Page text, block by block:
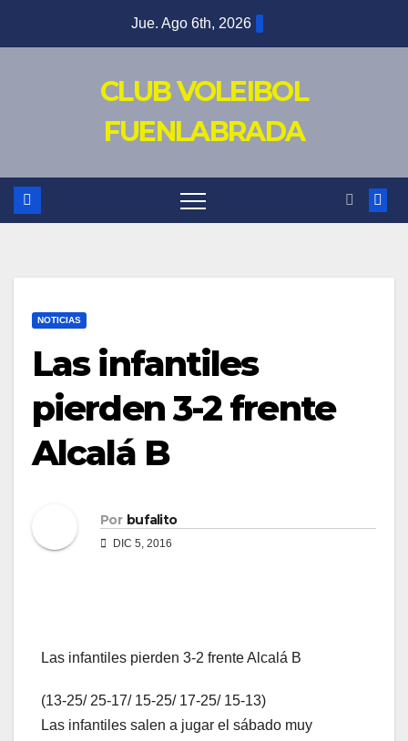
Jue. Ago 6th, 2026
CLUB VOLEIBOL
FUENLABRADA
NOTICIAS
Las infantiles
pierden 3-2 frente
Alcalá B
Por bufalito
DIC 5, 2016
Las infantiles pierden 3-2 frente Alcalá B
(13-25/ 25-17/ 15-25/ 17-25/ 15-13)
Las infantiles salen a jugar el sábado muy